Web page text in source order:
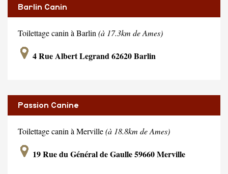
Barlin Canin
Toilettage canin à Barlin (à 17.3km de Ames)
4 Rue Albert Legrand 62620 Barlin
Passion Canine
Toilettage canin à Merville(à 18.8km de Ames)
19 Rue du Général de Gaulle 59660 Merville